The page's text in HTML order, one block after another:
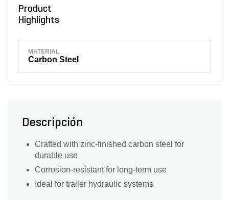
Product
Highlights
MATERIAL
Carbon Steel
Descripción
Crafted with zinc-finished carbon steel for
durable use
Corrosion-resistant for long-term use
Ideal for trailer hydraulic systems